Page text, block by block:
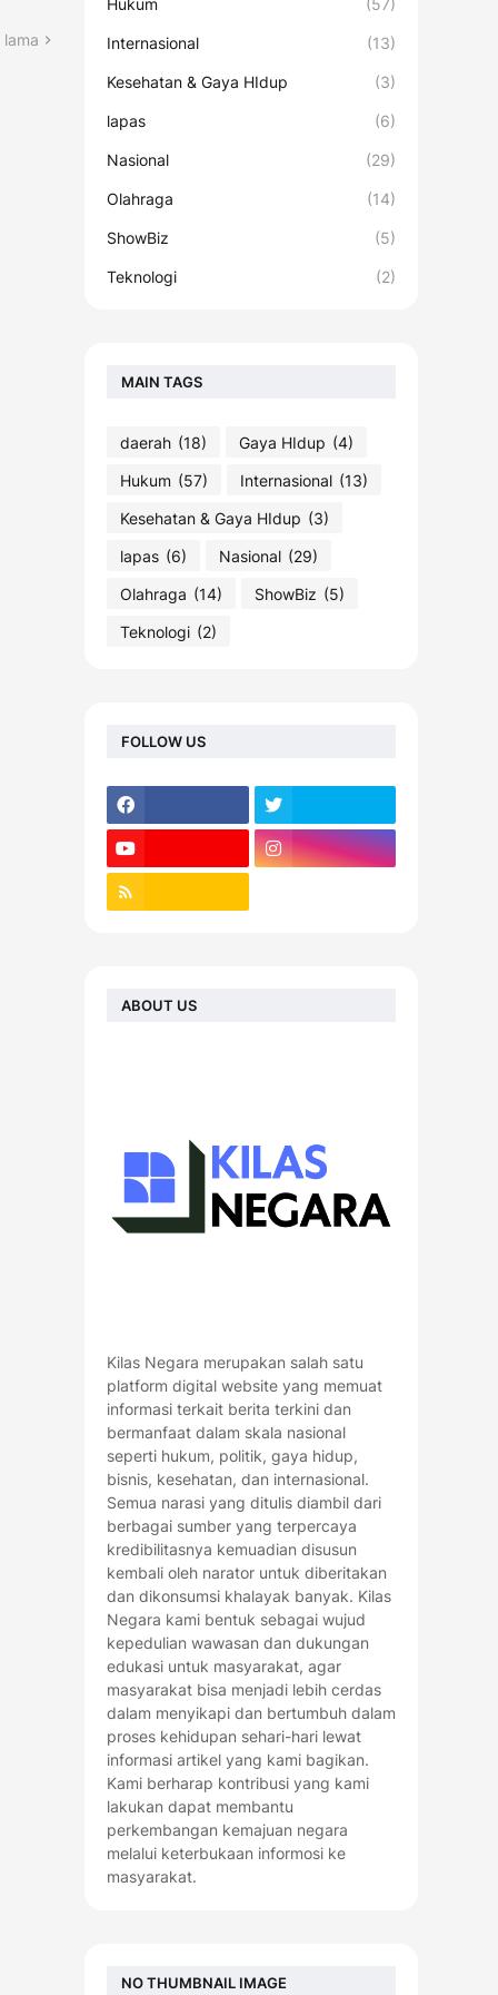
Hukum (57)
Internasional (13)
Kesehatan & Gaya HIdup (3)
lapas (6)
Nasional (29)
Olahraga (14)
ShowBiz (5)
Teknologi (2)
MAIN TAGS
daerah (18) Gaya HIdup (4)
Hukum (57) Internasional (13)
Kesehatan & Gaya HIdup (3)
lapas (6) Nasional (29)
Olahraga (14) ShowBiz (5)
Teknologi (2)
FOLLOW US
ABOUT US
Kilas Negara merupakan salah satu
platform digital website yang memuat
informasi terkait berita terkini dan
bermanfaat dalam skala nasional
seperti hukum, politik, gaya hidup,
bisnis, kesehatan, dan internasional.
Semua narasi yang ditulis diambil dari
berbagai sumber yang terpercaya
kredibilitasnya kemuadian disusun
kembali oleh narator untuk diberitakan
dan dikonsumsi khalayak banyak. Kilas
Negara kami bentuk sebagai wujud
kepedulian wawasan dan dukungan
edukasi untuk masyarakat, agar
masyarakat bisa menjadi lebih cerdas
dalam menyikapi dan bertumbuh dalam
proses kehidupan sehari-hari lewat
informasi artikel yang kami bagikan.
Kami berharap kontribusi yang kami
lakukan dapat membantu
perkembangan kemajuan negara
melalui keterbukaan informosi ke
masyarakat.
NO THUMBNAIL IMAGE